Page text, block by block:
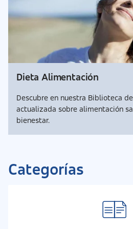
Dieta Alimentación
Descubre en nuestra Biblioteca
actualizada sobre alimentación
bienestar.
Categorías